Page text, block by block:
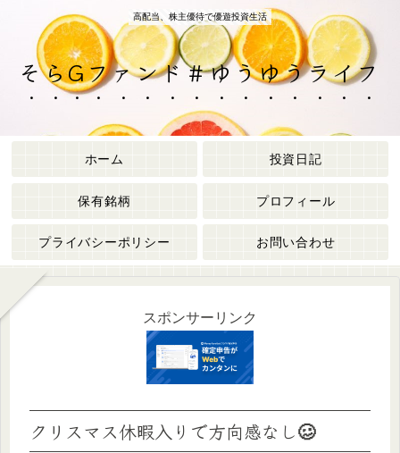
高配当、株主優待で優遊投資生活
そらGファンド＃ゆうゆうライフ
ホーム 投資日記
保有銘柄 プロフィール
プライバシーポリシー お問い合わせ
スポンサーリンク
クリスマス休暇入りで方向感なし🥴